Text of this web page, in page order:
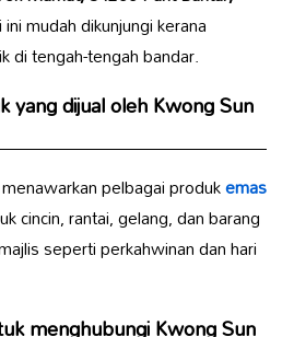
mudah dikunjungi kerana
di tengah-tengah bandar.
yang dijual olehKwong Sun
pelbagai produkemas
cincin, rantai, gelang, dan barang
seperti perkahwinan dan hari
menghubungiKwong Sun